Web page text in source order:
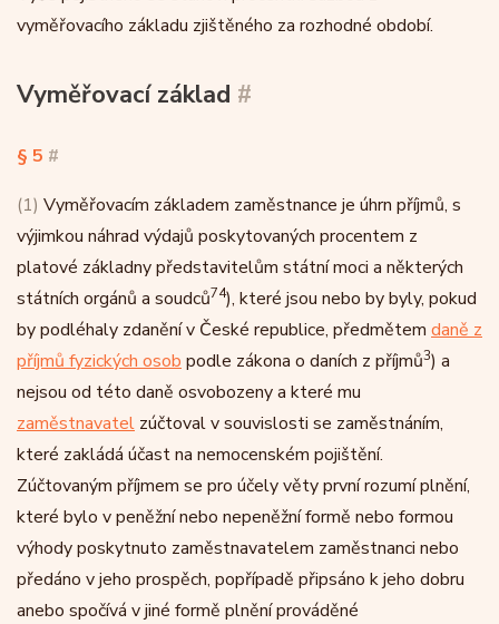
vyměřovacího základu zjištěného za rozhodné období.
Vyměřovací základ #
§ 5 #
(1) Vyměřovacím základem zaměstnance je úhrn příjmů, s
výjimkou náhrad výdajů poskytovaných procentem z
platové základny představitelům státní moci a některých
státních orgánů a soudců74), které jsou nebo by byly, pokud
by podléhaly zdanění v České republice, předmětem daně z
příjmů fyzických osob podle zákona o daních z příjmů3) a
nejsou od této daně osvobozeny a které mu
zaměstnavatel zúčtoval v souvislosti se zaměstnáním,
které zakládá účast na nemocenském pojištění.
Zúčtovaným příjmem se pro účely věty první rozumí plnění,
které bylo v peněžní nebo nepeněžní formě nebo formou
výhody poskytnuto zaměstnavatelem zaměstnanci nebo
předáno v jeho prospěch, popřípadě připsáno k jeho dobru
anebo spočívá v jiné formě plnění prováděné